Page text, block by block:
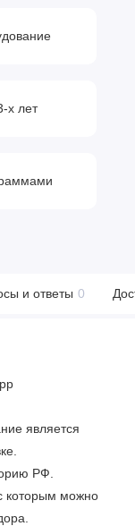
х лет
и ответы 0
является
РФ.
которым можно